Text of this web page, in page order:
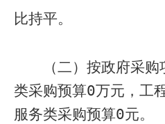
比持平。
（二）按政府采
类采购预算0万元， 工
服务类采购预算0元。